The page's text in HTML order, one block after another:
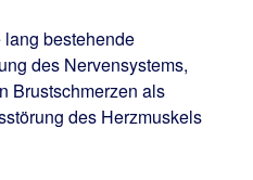
bestehende
des Nervensystems,
Brustschmerzen als
des Herzmuskels